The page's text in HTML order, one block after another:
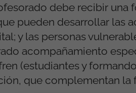
debe recibir una
pueden desarrollar las
y las personas
acompañamiento
(estudiantes y
que complementan